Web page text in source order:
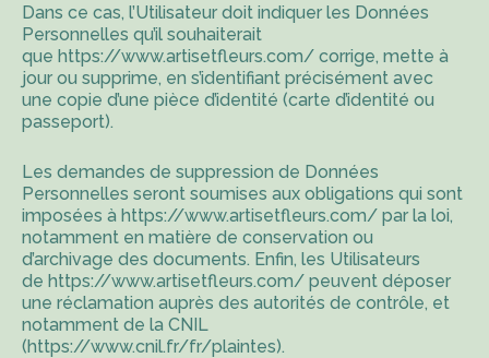
Dans ce cas, l’Utilisateur doit indiquer les Données
Personnelles qu’il souhaiterait
que https://www.artisetfleurs.com/ corrige, mette à
jour ou supprime, en s’identifiant précisément avec
une copie d’une pièce d’identité (carte d’identité ou
passeport).
Les demandes de suppression de Données
Personnelles seront soumises aux obligations qui sont
imposées à https://www.artisetfleurs.com/ par la loi,
notamment en matière de conservation ou
d’archivage des documents. Enfin, les Utilisateurs
de https://www.artisetfleurs.com/ peuvent déposer
une réclamation auprès des autorités de contrôle, et
notamment de la CNIL
(https://www.cnil.fr/fr/plaintes).